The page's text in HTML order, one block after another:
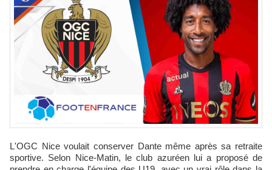
L'OGC Nice voulait conserver Dante même après sa retraite
sportive. Selon Nice-Matin, le club azuréen lui a proposé de